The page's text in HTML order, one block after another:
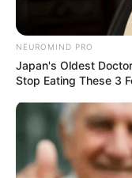
NEUROMIND PRO
Japan's Oldest
Stop Eating These 3